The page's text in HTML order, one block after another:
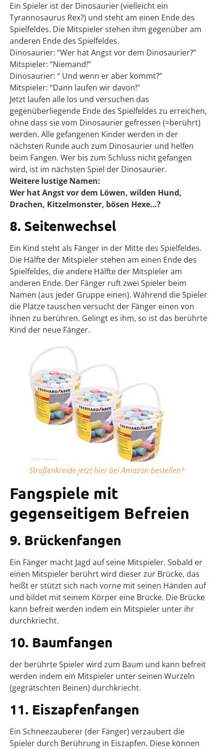
Ein Spieler ist der Dinosaurier (vielleicht ein
Tyrannosaurus Rex?) und steht am einen Ende des
Spielfeldes. Die Mitspieler stehen ihm gegenüber am
anderen Ende des Spielfeldes.
Dinosaurier: “Wer hat Angst vor dem Dinosaurier?”
Mitspieler: “Niemand!”
Dinosaurier: “ Und wenn er aber kommt?”
Mitspieler: “Dann laufen wir davon!”
Jetzt laufen alle los und versuchen das
gegenüberliegende Ende des Spielfeldes zu erreichen,
ohne dass sie vom Dinosaurier gefressen (=berührt)
werden. Alle gefangenen Kinder werden in der
nächsten Runde auch zum Dinosaurier und helfen
beim Fangen. Wer bis zum Schluss nicht gefangen
wird, ist im nächsten Spiel der Dinosaurier.
Weitere lustige Namen:
Wer hat Angst vor dem Löwen, wilden Hund,
Drachen, Kitzelmonster, bösen Hexe…?
8. Seitenwechsel
Ein Kind steht als Fänger in der Mitte des Spielfeldes.
Die Hälfte der Mitspieler stehen am einen Ende des
Spielfeldes, die andere Hälfte der Mitspieler am
anderen Ende. Der Fänger ruft zwei Spieler beim
Namen (aus jeder Gruppe einen). Während die Spieler
die Plätze tauschen versucht der Fänger einen von
ihnen zu berühren. Gelingt es ihm, so ist das berührte
Kind der neue Fänger.
Straßenkreide jetzt hier bei Amazon bestellen*
Fangspiele mit
gegenseitigem Befreien
9. Brückenfangen
Ein Fänger macht Jagd auf seine Mitspieler. Sobald er
einen Mitspieler berührt wird dieser zur Brücke, das
heißt er stützt sich nach vorne mit seinen Händen auf
und bildet mit seinem Körper eine Brücke. Die Brücke
kann befreit werden indem ein Mitspieler unter ihr
durchkriecht.
10. Baumfangen
der berührte Spieler wird zum Baum und kann befreit
werden indem ein Mitspieler unter seinen Wurzeln
(gegrätschten Beinen) durchkriecht.
11. Eiszapfenfangen
Ein Schneezauberer (der Fänger) verzaubert die
Spieler durch Berührung in Eiszapfen. Diese können